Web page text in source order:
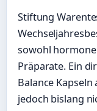
Stiftung
sowohl
Präparate. Ein
Balance
jedoch bislang